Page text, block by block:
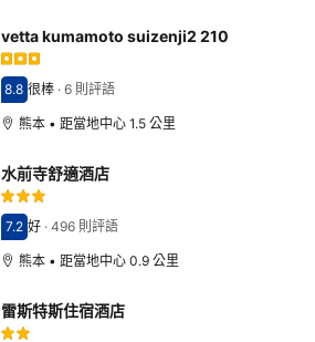
vetta kumamoto suizenji2 210
分數8.8分
8.8 很棒· 6 則評語
熊本 • 距當地中心 1.5 公里
水前寺舒適酒店
分數7.2分
7.2 好· 496 則評語
熊本 • 距當地中心 0.9 公里
雷斯特斯住宿酒店